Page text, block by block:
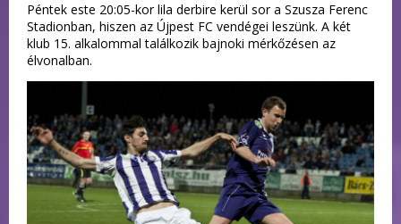
Péntek este 20:05-kor lila derbire kerül sor a Szusza Ferenc
Stadionban, hiszen az Újpest FC vendégei leszünk. A két
klub 15. alkalommal találkozik bajnoki mérkőzésen az
élvonalban.